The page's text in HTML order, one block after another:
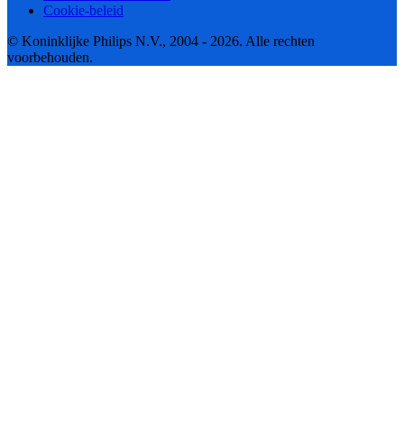
Cookie-beleid
© Koninklijke Philips N.V., 2004 - 2026. Alle rechten
voorbehouden.